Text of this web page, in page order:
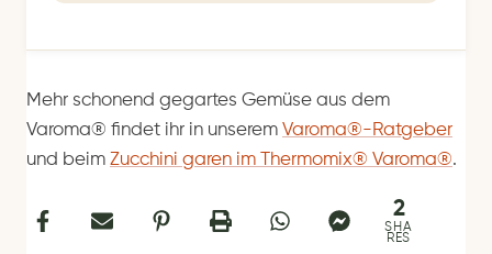
Mehr schonend gegartes Gemüse aus dem
Varoma® findet ihr in unserem Varoma®-Ratgeber
und beim Zucchini garen im Thermomix® Varoma®.
2
SHA
RES